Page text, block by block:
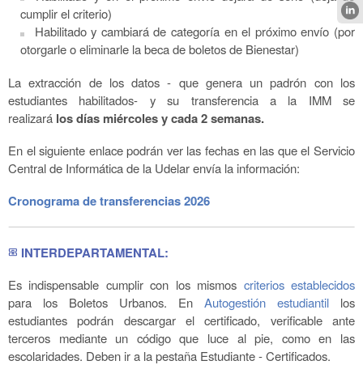
cumplir el criterio)
Habilitado y cambiará de categoría en el próximo envío (por
otorgarle o eliminarle la beca de boletos de Bienestar)
La extracción de los datos - que genera un padrón con los
estudiantes habilitados- y su transferencia a la IMM se
realizará los días miércoles y cada 2 semanas.
En el siguiente enlace podrán ver las fechas en las que el Servicio
Central de Informática de la Udelar envía la información:
Cronograma de transferencias 2026
transit_ticket INTERDEPARTAMENTAL:
Es indispensable cumplir con los mismos criterios establecidos
para los Boletos Urbanos. En Autogestión estudiantil los
estudiantes podrán descargar el certificado, verificable ante
terceros mediante un código que luce al pie, como en las
escolaridades. Deben ir a la pestaña Estudiante - Certificados.